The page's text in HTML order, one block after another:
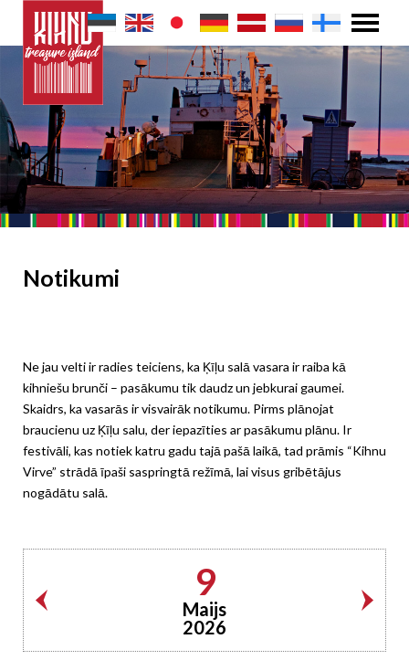
Notikumi
Ne jau velti ir radies teiciens, ka Ķīļu salā vasara ir raiba kā
kihniešu brunči – pasākumu tik daudz un jebkurai gaumei.
Skaidrs, ka vasarās ir visvairāk notikumu. Pirms plānojat
braucienu uz Ķīļu salu, der iepazīties ar pasākumu plānu. Ir
festivāli, kas notiek katru gadu tajā pašā laikā, tad prāmis “Kihnu
Virve” strādā īpaši saspringtā režīmā, lai visus gribētājus
nogādātu salā.
9
Maijs
2026